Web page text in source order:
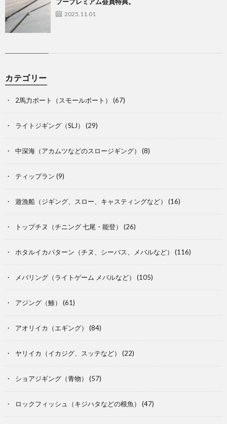
2025.11.01
カテゴリー
2馬力ボート（スモールボート） (67)
ライトジギング（SLJ） (29)
中深海（アカムツなどのスロージギング） (8)
ティップラン (9)
遊漁船（ジギング、スロー、キャスティングなど） (16)
トップチヌ（チニング 七尾・能登） (26)
ホタルイカパターン（チヌ、シーバス、メバルなど） (116)
メバリング（ライトゲーム メバルなど） (105)
アジング（鯵） (61)
アオリイカ（エギング） (84)
ヤリイカ（イカジグ、スッテなど） (22)
ショアジギング（青物） (57)
ロックフィッシュ（キジハタなどの根魚） (47)